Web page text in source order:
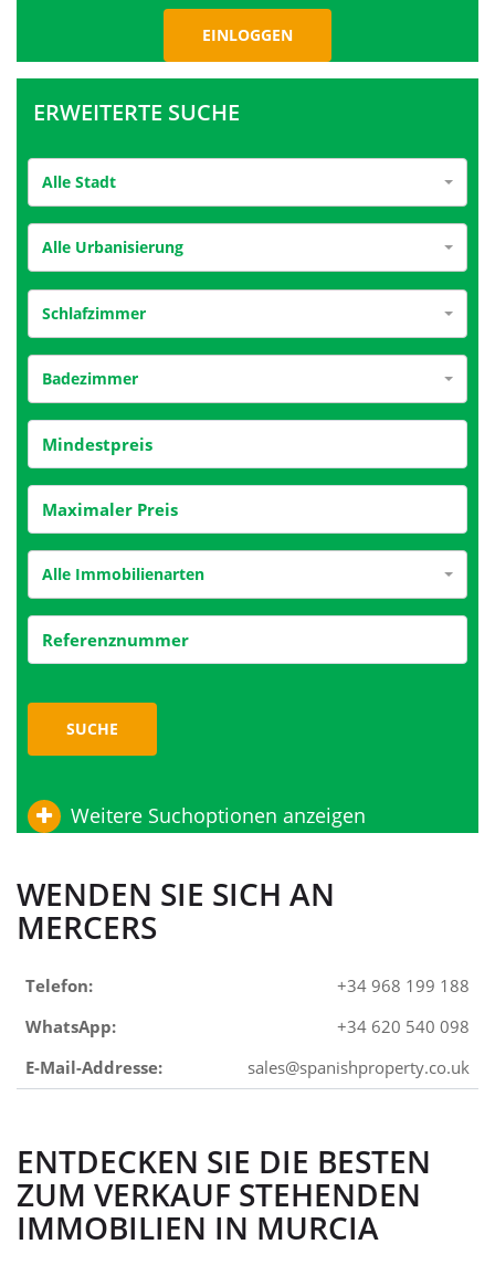
ERWEITERTE SUCHE
Alle Stadt
Alle Urbanisierung
Schlafzimmer
Badezimmer
Alle Immobilienarten
SUCHE
Weitere Suchoptionen anzeigen
WENDEN SIE SICH AN
MERCERS
Telefon:
+34 968 199 188
WhatsApp:
+34 620 540 098
E-Mail-Addresse:
sales@spanishproperty.co.uk
ENTDECKEN SIE DIE BESTEN
ZUM VERKAUF STEHENDEN
IMMOBILIEN IN MURCIA